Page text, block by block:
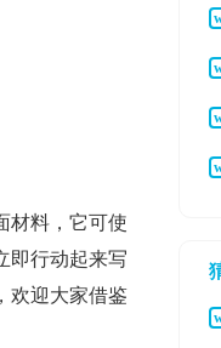
材料，它可使
即行动起来写
欢迎大家借鉴